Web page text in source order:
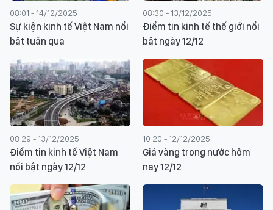
08:01 - 14/12/2025
Sự kiện kinh tế Việt Nam nổi
bật tuần qua
08:30 - 13/12/2025
Điểm tin kinh tế thế giới nổi
bật ngày 12/12
08:29 - 13/12/2025
Điểm tin kinh tế Việt Nam
nổi bật ngày 12/12
10:20 - 12/12/2025
Giá vàng trong nước hôm
nay 12/12